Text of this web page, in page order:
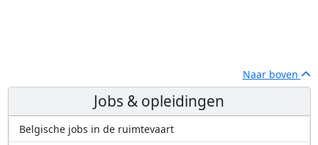
Naar boven
Jobs & opleidingen
Belgische jobs in de ruimtevaart